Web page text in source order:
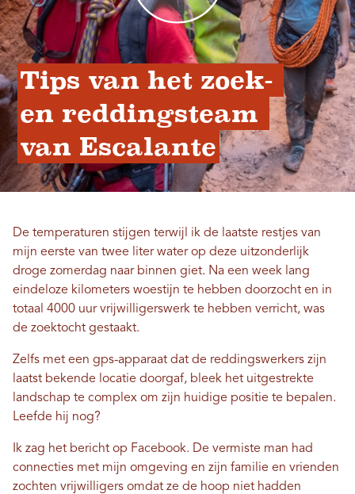
Tips van het zoek-
en reddingsteam
van Escalante
De temperaturen stijgen terwijl ik de laatste restjes van
mijn eerste van twee liter water op deze uitzonderlijk
droge zomerdag naar binnen giet. Na een week lang
eindeloze kilometers woestijn te hebben doorzocht en in
totaal 4000 uur vrijwilligerswerk te hebben verricht, was
de zoektocht gestaakt.
Zelfs met een gps-apparaat dat de reddingswerkers zijn
laatst bekende locatie doorgaf, bleek het uitgestrekte
landschap te complex om zijn huidige positie te bepalen.
Leefde hij nog?
Ik zag het bericht op Facebook. De vermiste man had
connecties met mijn omgeving en zijn familie en vrienden
zochten vrijwilligers omdat ze de hoop niet hadden